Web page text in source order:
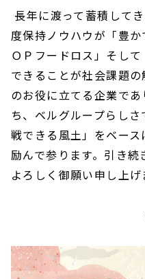
長年に渡って蓄積して
度保持ノウハウが「豊
ＯＰフードロス」そし
できることが社会課題
のお役に立てる企業で
ち、ベルグループらし
戦できる風土」をベー
励んで参ります。引き
よろしく御願い申し上げ